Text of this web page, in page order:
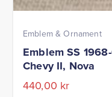
Emblem & Ornament
Emblem SS
Chevy II, Nova
440,00 kr